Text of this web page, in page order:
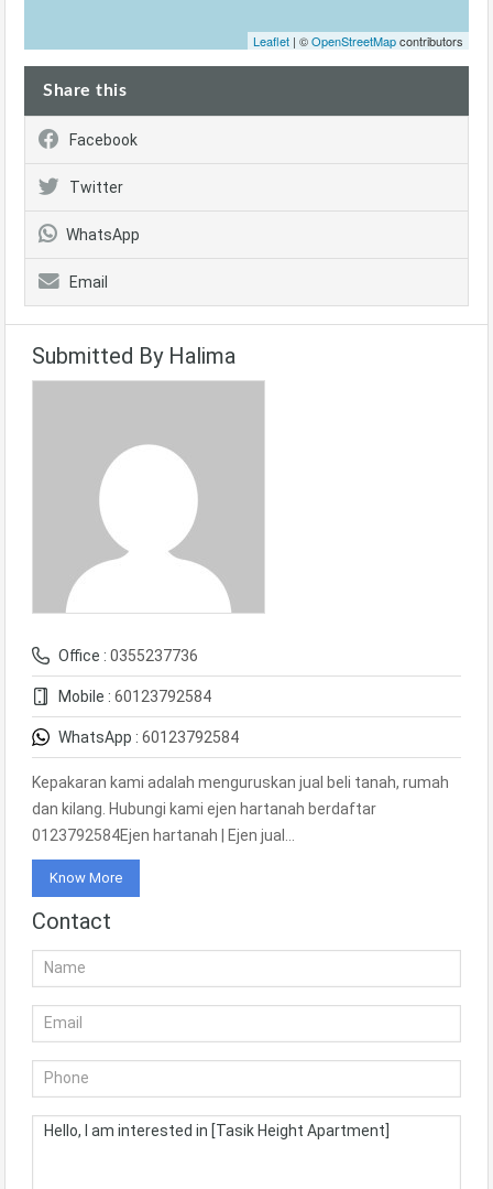
Leaflet | ©OpenStreetMapcontributors
Share this
Facebook
Twitter
WhatsApp
Email
Submitted By Halima
Office : 0355237736
Mobile : 60123792584
WhatsApp : 60123792584
Kepakaran kami adalah menguruskan jual beli tanah, rumah
dan kilang. Hubungi kami ejen hartanah berdaftar
0123792584Ejen hartanah | Ejen jual…
Know More
Contact